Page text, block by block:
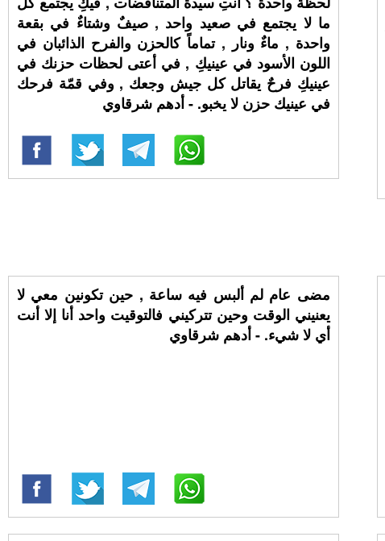
ما لا يجتمع في صعيد واحد , صيفٌ وشتاءٌ في بقعة
واحدة , ماءٌ ونار , تماماً كالحزن والفرح الذائبان في
اللون الأسود في عينيكِ , في أعتى لحظات حزنك في
عينيكِ فرحٌ يقاتل كل جيش وجعك , وفي قمّة فرحك
في عينيك حزن لا يخبو. - أدهم شرقاوي
مضى عام لم ألبس فيه ساعة , حين تكونين معي لا
يعنيني الوقت وحين تتركيني فالتوقيت واحد أنا إلا أنت
أي لا شيء. - أدهم شرقاوي